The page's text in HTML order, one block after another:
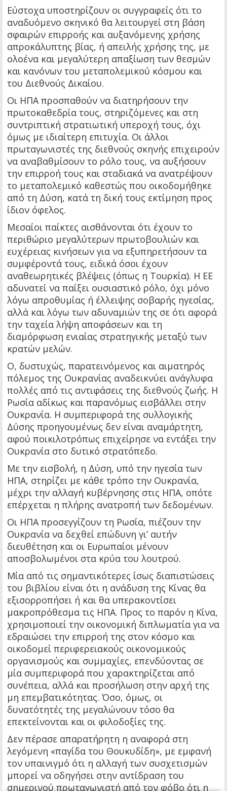
Εύστοχα υποστηρίζουν οι συγγραφείς ότι το
αναδυόμενο σκηνικό θα λειτουργεί στη βάση
σφαιρών επιρροής και αυξανόμενης χρήσης
απροκάλυπτης βίας, ή απειλής χρήσης της, με
ολοένα και μεγαλύτερη απαξίωση των θεσμών
και κανόνων του μεταπολεμικού κόσμου και
του Διεθνούς Δικαίου.
Οι ΗΠΑ προσπαθούν να διατηρήσουν την
πρωτοκαθεδρία τους, στηριζόμενες και στη
συντριπτική στρατιωτική υπεροχή τους, όχι
όμως με ιδιαίτερη επιτυχία. Οι άλλοι
πρωταγωνιστές της διεθνούς σκηνής επιχειρούν
να αναβαθμίσουν το ρόλο τους, να αυξήσουν
την επιρροή τους και σταδιακά να ανατρέψουν
το μεταπολεμικό καθεστώς που οικοδομήθηκε
από τη Δύση, κατά τη δική τους εκτίμηση προς
ίδιον όφελος.
Μεσαίοι παίκτες αισθάνονται ότι έχουν το
περιθώριο μεγαλύτερων πρωτοβουλιών και
ευχέρειας κινήσεων για να εξυπηρετήσουν τα
συμφέροντά τους, ειδικά όσοι έχουν
αναθεωρητικές βλέψεις (όπως η Τουρκία). Η ΕΕ
αδυνατεί να παίξει ουσιαστικό ρόλο, όχι μόνο
λόγω απροθυμίας ή έλλειψης σοβαρής ηγεσίας,
αλλά και λόγω των αδυναμιών της σε ότι αφορά
την ταχεία λήψη αποφάσεων και τη
διαμόρφωση ενιαίας στρατηγικής μεταξύ των
κρατών μελών.
Ο, δυστυχώς, παρατεινόμενος και αιματηρός
πόλεμος της Ουκρανίας αναδεικνύει ανάγλυφα
πολλές από τις αντιφάσεις της διεθνούς ζωής. Η
Ρωσία αδίκως και παρανόμως εισβάλλει στην
Ουκρανία. Η συμπεριφορά της συλλογικής
Δύσης προηγουμένως δεν είναι αναμάρτητη,
αφού ποικιλοτρόπως επιχείρησε να εντάξει την
Ουκρανία στο δυτικό στρατόπεδο.
Με την εισβολή, η Δύση, υπό την ηγεσία των
ΗΠΑ, στηρίζει με κάθε τρόπο την Ουκρανία,
μέχρι την αλλαγή κυβέρνησης στις ΗΠΑ, οπότε
επέρχεται η πλήρης ανατροπή των δεδομένων.
Οι ΗΠΑ προσεγγίζουν τη Ρωσία, πιέζουν την
Ουκρανία να δεχθεί επώδυνη γι’ αυτήν
διευθέτηση και οι Ευρωπαίοι μένουν
αποσβολωμένοι στα κρύα του λουτρού.
Μία από τις σημαντικότερες ίσως διαπιστώσεις
του βιβλίου είναι ότι η ανάδυση της Κίνας θα
εξισορροπήσει ή και θα υπερακοντίσει
μακροπρόθεσμα τις ΗΠΑ. Προς το παρόν η Κίνα,
χρησιμοποιεί την οικονομική διπλωματία για να
εδραιώσει την επιρροή της στον κόσμο και
οικοδομεί περιφερειακούς οικονομικούς
οργανισμούς και συμμαχίες, επενδύοντας σε
μία συμπεριφορά που χαρακτηρίζεται από
συνέπεια, αλλά και προσήλωση στην αρχή της
μη επεμβατικότητας. Όσο, όμως, οι
δυνατότητές της μεγαλώνουν τόσο θα
επεκτείνονται και οι φιλοδοξίες της.
Δεν πέρασε απαρατήρητη η αναφορά στη
λεγόμενη «παγίδα του Θουκυδίδη», με εμφανή
τον υπαινιγμό ότι η αλλαγή των συσχετισμών
μπορεί να οδηγήσει στην αντίδραση του
σημερινού πρωταγωνιστή από τον φόβο ότι η